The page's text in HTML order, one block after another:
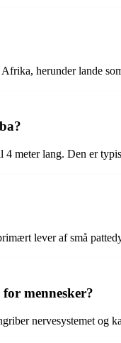
herunder lande
meter lang. Den er
lever af små
mennesker?
nervesystemet og